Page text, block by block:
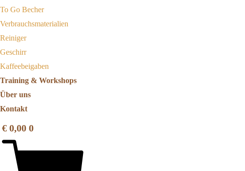
To Go Becher
Verbrauchsmaterialien
Reiniger
Geschirr
Kaffeebeigaben
Training & Workshops
Über uns
Kontakt
€ 0,00 0